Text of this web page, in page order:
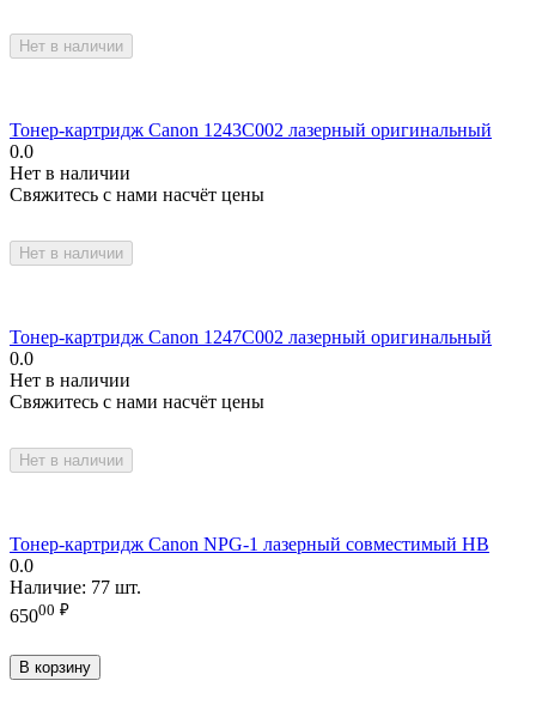
Нет в наличии
Тонер-картридж Canon 1243C002 лазерный оригинальный
0.0
Нет в наличии
Свяжитесь с нами насчёт цены
Нет в наличии
Тонер-картридж Canon 1247C002 лазерный оригинальный
0.0
Нет в наличии
Свяжитесь с нами насчёт цены
Нет в наличии
Тонер-картридж Canon NPG-1 лазерный совместимый HB
0.0
Наличие: 77 шт.
65000 ₽
В корзину